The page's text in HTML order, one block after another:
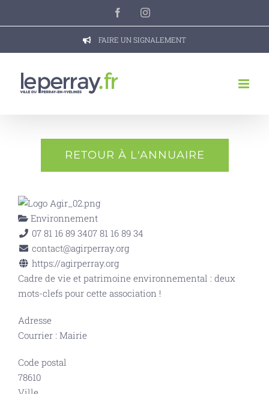
FacebookInstagram
FAIRE UN SIGNALEMENT
RETOUR À L'ANNUAIRE
Environnement
07 81 16 89 3407 81 16 89 34
contact@agirperray.org
https://agirperray.org
Cadre de vie et patrimoine environnemental : deux
mots-clefs pour cette association !
Adresse
Courrier : Mairie
Code postal
78610